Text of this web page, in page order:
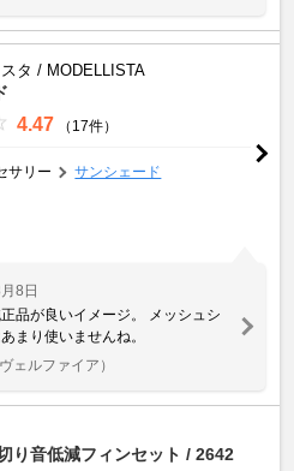
タ / MODELLISTA
4.47 （17件）
サリー サンシェード
8日
品が良いイメージ。 メッシュシ
まり使いませんね。
ェルファイア）
り音低減フィンセット / 2642